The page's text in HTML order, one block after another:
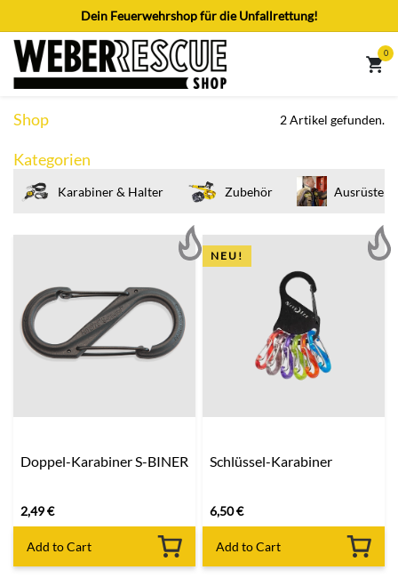
Zum Inhalt springenDein Feuerwehrshop für die Unfallrettung!
0
Shop 2 Artikel gefunden.
Kategorien
Karabiner & Halter Zubehör Ausrüsten
Doppel-Karabiner S-BINER
2,49€
Add to Cart
NEU!
Schlüssel-Karabiner
6,50€
Add to Cart